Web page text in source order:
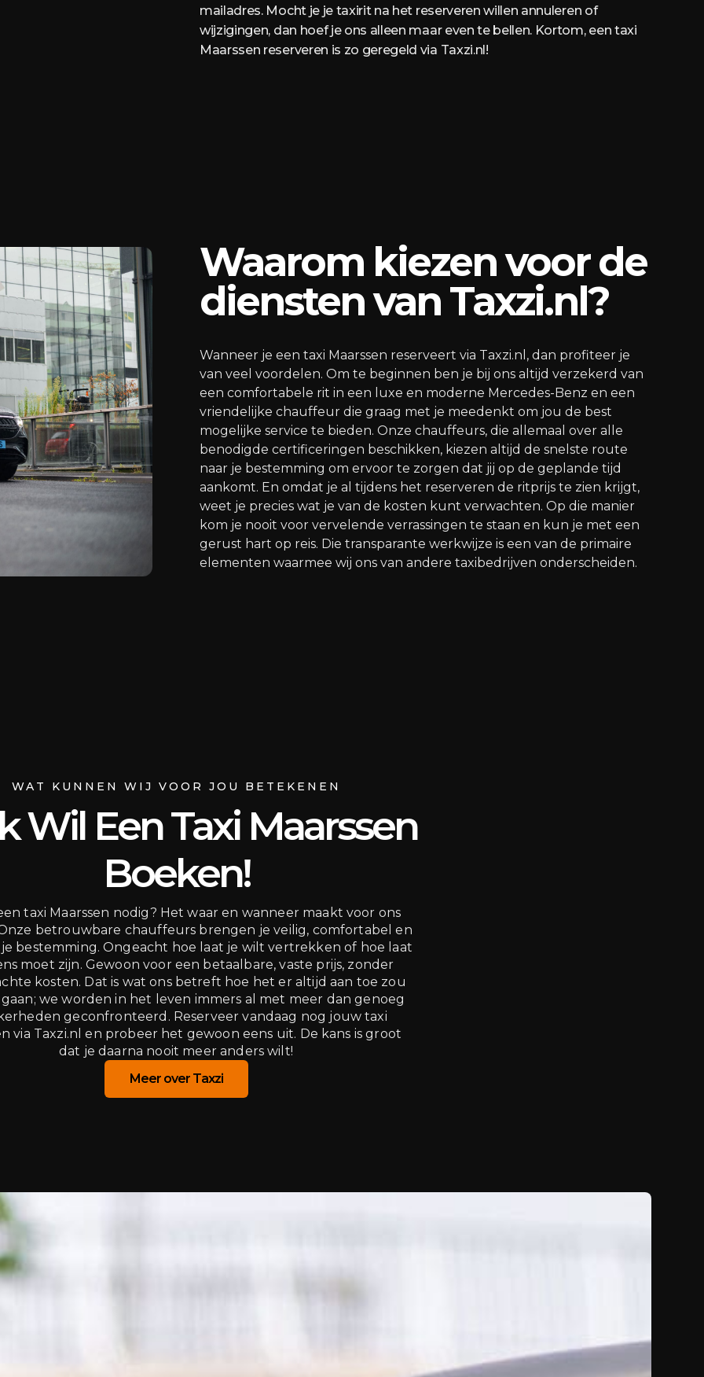
mailadres. Mocht je je taxirit na het reserveren willen annuleren of
wijzigingen, dan hoef je ons alleen maar even te bellen. Kortom, een taxi
Maarssen reserveren is zo geregeld via Taxzi.nl!
Waarom kiezen voor de
diensten van Taxzi.nl?
Wanneer je een taxi Maarssen reserveert via Taxzi.nl, dan profiteer je
van veel voordelen. Om te beginnen ben je bij ons altijd verzekerd van
een comfortabele rit in een luxe en moderne Mercedes-Benz en een
vriendelijke chauffeur die graag met je meedenkt om jou de best
mogelijke service te bieden. Onze chauffeurs, die allemaal over alle
benodigde certificeringen beschikken, kiezen altijd de snelste route
naar je bestemming om ervoor te zorgen dat jij op de geplande tijd
aankomt. En omdat je al tijdens het reserveren de ritprijs te zien krijgt,
weet je precies wat je van de kosten kunt verwachten. Op die manier
kom je nooit voor vervelende verrassingen te staan en kun je met een
gerust hart op reis. Die transparante werkwijze is een van de primaire
elementen waarmee wij ons van andere taxibedrijven onderscheiden.
WAT KUNNEN WIJ VOOR JOU BETEKENEN
Wil Een Taxi Maarssen
Boeken!
taxi Maarssen nodig? Het waar en wanneer maakt voor ons
betrouwbare chauffeurs brengen je veilig, comfortabel en
je bestemming. Ongeacht hoe laat je wilt vertrekken of hoe laat
moet zijn. Gewoon voor een betaalbare, vaste prijs, zonder
kosten. Dat is wat ons betreft hoe het er altijd aan toe zou
we worden in het leven immers al met meer dan genoeg
geconfronteerd. Reserveer vandaag nog jouw taxi
via Taxzi.nl en probeer het gewoon eens uit. De kans is groot
dat je daarna nooit meer anders wilt!
Meer over Taxzi